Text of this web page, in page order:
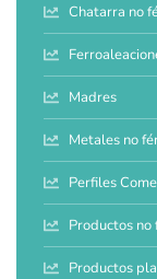
Chatarra no
Madres
Metales no
Perfiles
Productos no
Productos